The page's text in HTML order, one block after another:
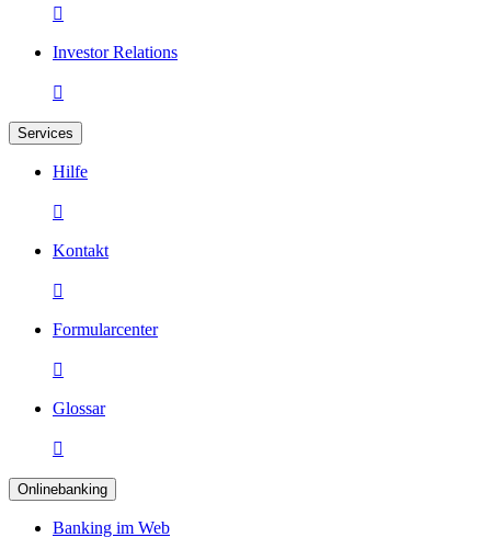

Investor Relations

Services
Hilfe

Kontakt

Formularcenter

Glossar

Onlinebanking
Banking im Web